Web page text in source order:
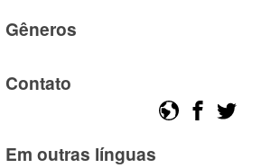
Gêneros
Contato
Em outras línguas